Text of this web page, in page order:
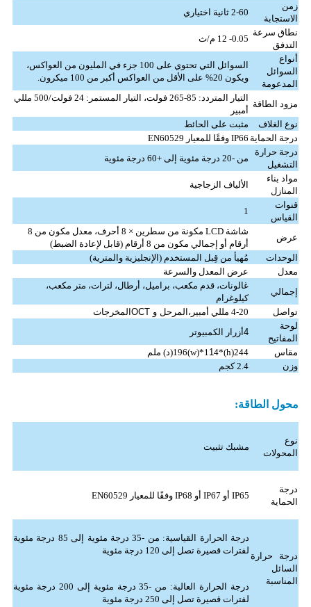
زمن
الاستجابة
2-60 ثانية اختياري
نطاق سرعة
التدفق
0.05- 12 م/ث
أنواع
السوائل
المدعومة
السوائل التي تحتوي على 100 جزء في المليون من العواكس،
ويكون 20% على الأقل من العواكس أكبر من 100 ميكرون.
مزود الطاقة
التيار المتردد: 85-265 فولت، التيار المستمر: 24 فولت/500 مللي
أمبير
نوع الغلاف
مثبت على الحائط
درجة الحماية IP66 وفقًا للمعيار EN60529
درجة حرارة
التشغيل
من -20 درجة مئوية إلى +60 درجة مئوية
مواد بناء
المنازل
الألياف الزجاجية
قنوات
القياس
1
عرض
شاشة LCD مكونة من سطرين × 8 أحرف، معدل مكون من 8
أرقام أو إجمالي مكون من 8 أرقام (قابل لإعادة الضبط)
الوحدات
مُهيأ من قِبل المستخدم (الإنجليزية والمترية)
معدل
عرض المعدل والسرعة
إجمالي
غالونات، قدم مكعب، براميل، أرطال، لترات، متر مكعب،
كيلوغرام
تواصل
4-20 مللي أمبير، المرحل و OCT
المخرجات
لوحة
المفاتيح
4أزرار الكمبيوتر
مقاس
244(h)*196(w)*1
14(د) ملم
وزن
2.4 كجم
محول الطاقة:
نوع
المحولات
مشبك تثبيت
درجة
الحماية
IP65 أو IP67 أو IP68 وفقًا للمعيار EN60529
درجة حرارة
السائل
المناسبة
درجة الحرارة القياسية: من -35 درجة مئوية إلى 85 درجة مئوية
لفترات قصيرة تصل إلى 120 درجة مئوية
درجة الحرارة العالية: من -35 درجة مئوية إلى 200 درجة مئوية
لفترات قصيرة تصل إلى 250 درجة مئوية